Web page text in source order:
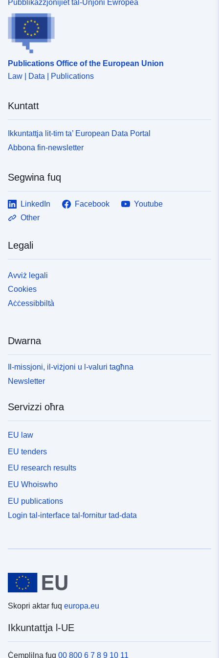
Riżors Spazjali:
Identifikaturi:
120066022-wxs-367548a7-
uriRef:
120066022-srv-adc93c4c-d4f9-
48d3-91ae-fafd68a6ba2e
Pubblikazzjonijiet tal-Unjoni Ewropea
Publications Office of the European Union
Law | Data | Publications
Kuntatt
Ikkuntattja lit-tim ta’ European Data Portal
Abbona fin-newsletter
Segwina fuq
LinkedIn Facebook
Youtube
Other
Legali
Avviż legali
Cookies
Aċċessibbiltà
Dwarna
Il-missjoni, il-viżjoni u l-valuri tagħna
Newsletter
Servizzi oħra
EU law
EU tenders
EU research results
EU Whoiswho
EU publications
Login tal-interface tal-fornitur tad-data
Skopri aktar fuq europa.eu
Ikkuntattja l-UE
Ċemplilna fuq 00 800 6 7 8 9 10 11